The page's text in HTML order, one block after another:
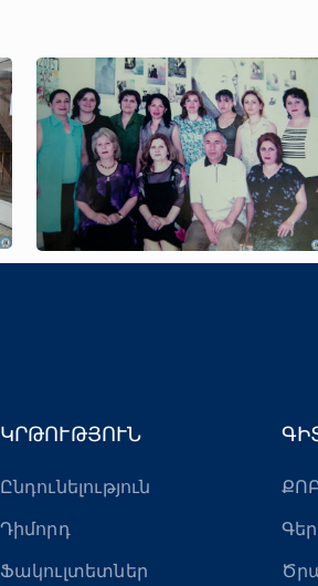
ԿՐԹՈՒԹՅՈՒՆ
Ընդունելություն
Դիմորդ
Ֆակուլտետներ